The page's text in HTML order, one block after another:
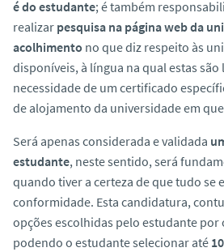
é do estudante; é também
realizar pesquisa na páginawebda
acolhimento no que diz respeito às
disponíveis, à língua na qual estas
necessidade de um certificado
de alojamento da universidade em
Será apenas considerada e validada
estudante, neste sentido, será
quando tiver a certeza de que tudo se
conformidade. Esta candidatura,
opções escolhidas pelo estudante
podendo o estudante selecionar até